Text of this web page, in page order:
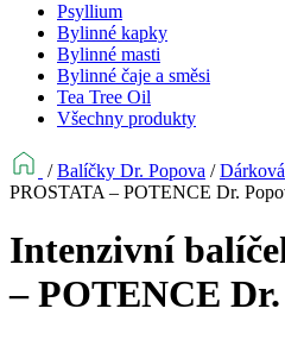
Psyllium
Bylinné kapky
Bylinné masti
Bylinné čaje a směsi
Tea Tree Oil
Všechny produkty
/Balíčky Dr. Popova /
PROSTATA – POTENCE Dr.
Intenzivní
– POTENCE